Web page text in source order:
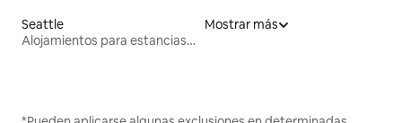
Seattle
Alojamientos para estancias largas
Mostrar más